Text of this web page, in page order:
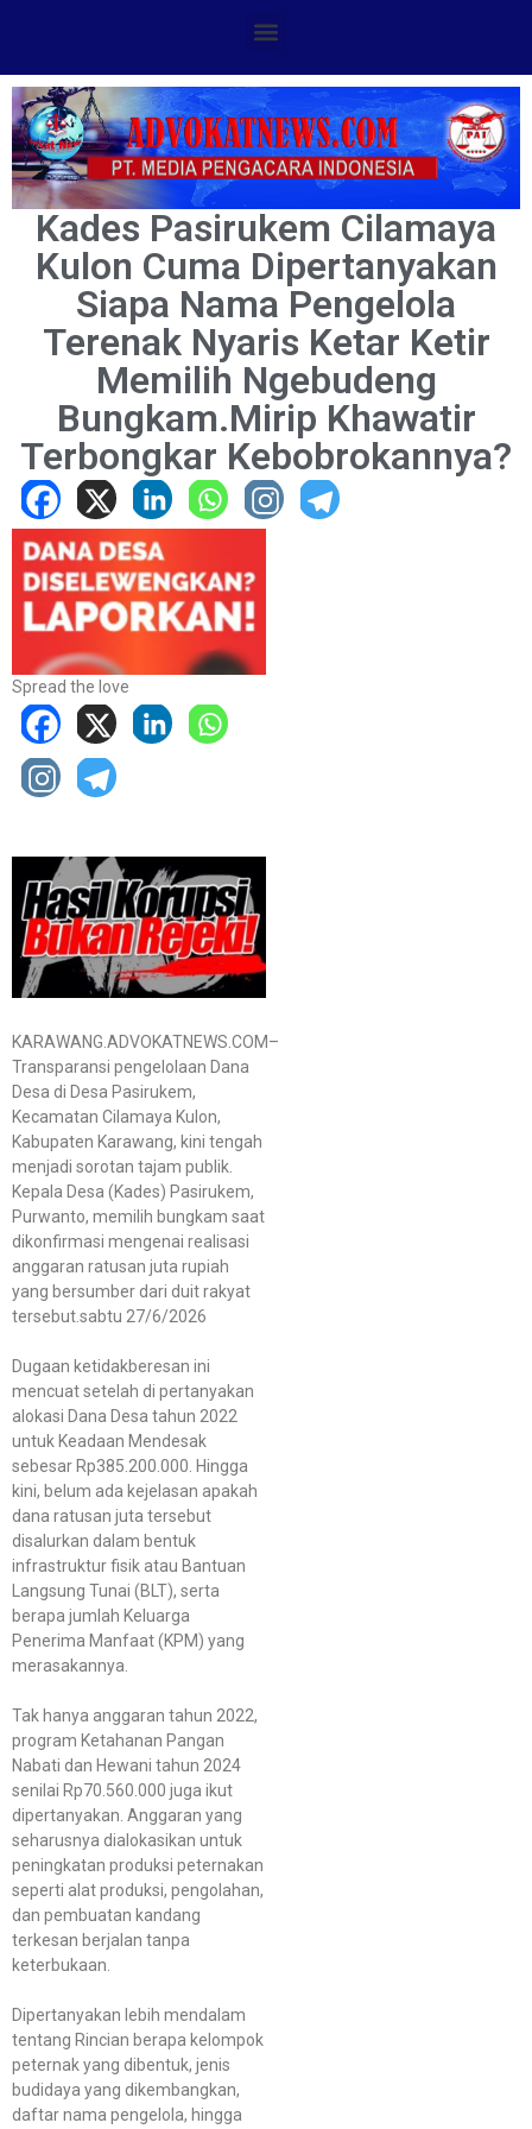
Kades Pasirukem Cilamaya
Kulon Cuma Dipertanyakan
Siapa Nama Pengelola
Terenak Nyaris Ketar Ketir
Memilih Ngebudeng
Bungkam.Mirip Khawatir
Terbongkar Kebobrokannya?
Spread the love
KARAWANG.ADVOKATNEWS.COM–
Transparansi pengelolaan Dana
Desa di Desa Pasirukem,
Kecamatan Cilamaya Kulon,
Kabupaten Karawang, kini tengah
menjadi sorotan tajam publik.
Kepala Desa (Kades) Pasirukem,
Purwanto, memilih bungkam saat
dikonfirmasi mengenai realisasi
anggaran ratusan juta rupiah
yang bersumber dari duit rakyat
tersebut.sabtu 27/6/2026
Dugaan ketidakberesan ini
mencuat setelah di pertanyakan
alokasi Dana Desa tahun 2022
untuk Keadaan Mendesak
sebesar Rp385.200.000. Hingga
kini, belum ada kejelasan apakah
dana ratusan juta tersebut
disalurkan dalam bentuk
infrastruktur fisik atau Bantuan
Langsung Tunai (BLT), serta
berapa jumlah Keluarga
Penerima Manfaat (KPM) yang
merasakannya.
Tak hanya anggaran tahun 2022,
program Ketahanan Pangan
Nabati dan Hewani tahun 2024
senilai Rp70.560.000 juga ikut
dipertanyakan. Anggaran yang
seharusnya dialokasikan untuk
peningkatan produksi peternakan
seperti alat produksi, pengolahan,
dan pembuatan kandang
terkesan berjalan tanpa
keterbukaan.
Dipertanyakan lebih mendalam
tentang Rincian berapa kelompok
peternak yang dibentuk, jenis
budidaya yang dikembangkan,
daftar nama pengelola, hingga